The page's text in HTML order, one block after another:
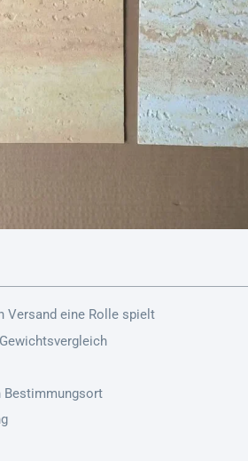
Versand eine Rolle spielt
Bestimmungsort